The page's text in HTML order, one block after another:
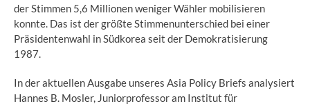
der Stimmen 5,6 Millionen weniger Wähler mobilisieren
konnte. Das ist der größte Stimmenunterschied bei einer
Präsidentenwahl in Südkorea seit der Demokratisierung
1987.
In der aktuellen Ausgabe unseres Asia Policy Briefs analysiert
Hannes B. Mosler, Juniorprofessor am Institut für